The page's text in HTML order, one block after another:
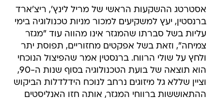
אסטרטג ההשקעות הראשי של מריל לינץ', ריצ'ארד
ברנסטין, יעץ למשקיעים למכור מניות טכנולוגיה בימי
עליות בשל סברתו שהמגזר אינו מהווה עוד "מגזר
צמיחה", וזאת בשל אפקטים מחזוריים, תפוסת יתר
ולחץ על שולי הרווח. ברנסטין אמר שהפיצול הנוכחי
הוא תוצאה של בועת הטכנולוגיה בסוף שנות ה-90,
וציין שללא גל מיזוגים נרחב לנוכח הידלדלות הביקוש
ההתאוששות ברווחי המגזר, אותה חזו האנליסטים